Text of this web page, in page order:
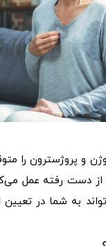
و پروژسترون را